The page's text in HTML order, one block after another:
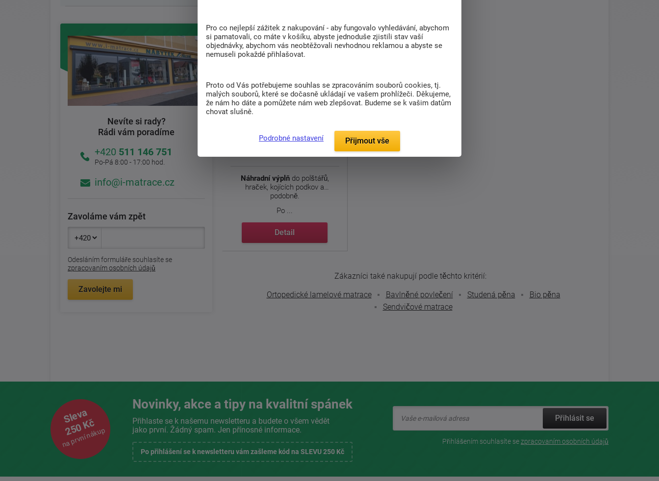
Nevíte si rady?
Rádi vám poradíme
+420 511 146 751
Po-Pá 8:00 - 17:00 hod.
info@i-matrace.cz
Zavoláme vám zpět
Odesláním formuláře souhlasíte se
zpracovaním osobních údajů
Zavolejte mi
Náhradní náplň
79 Kč
Náhradní výplňdo polštářů,
hraček, kojících podkov a
podobně.
Po ...
Detail
Zákazníci také nakupují podle těchto kritérií:
Ortopedické lamelové matrace
Bavlněné povlečení Studená pěna
Bio pěna
Sendvičové matrace
Sleva
250 Kč
na první nákup
Novinky, akce a tipy na kvalitní spánek
Přihlaste se k našemu newsletteru a budete o všem vědět
jako první. Žádný spam. Jen přínosné informace.
Po přihlášení se k newsletteru vám zašleme kód na SLEVU 250 Kč
Přihlásit se
Přihlášením souhlasíte sezpracovaním osobních údajů
Pro co nejlepší zážitek z nakupování - aby fungovalo vyhledávání, abychom
si pamatovali, co máte v košíku, abyste jednoduše zjistili stav vaší
objednávky, abychom vás neobtěžovali nevhodnou reklamou a abyste se
nemuseli pokaždé přihlašovat.
Proto od Vás potřebujeme souhlas se zpracováním souborů cookies, tj.
malých souborů, které se dočasně ukládají ve vašem prohlížeči. Děkujeme,
že nám ho dáte a pomůžete nám web zlepšovat. Budeme se k vašim datům
chovat slušně.
Podrobné nastavení Přijmout vše